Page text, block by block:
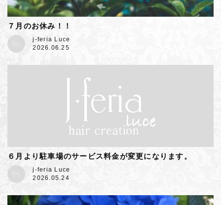
７月のお休み！！
j-feria Luce
2026.06.25
６月より駐車場のサービス料金が変更になります。
j-feria Luce
2026.05.24